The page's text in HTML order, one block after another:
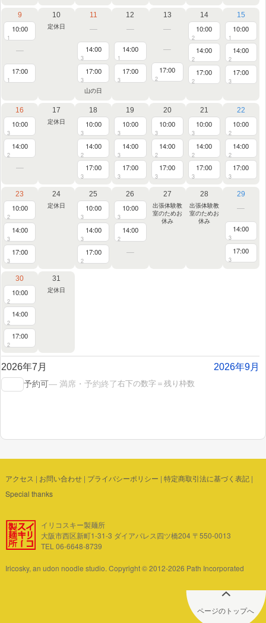
9
10:00
1
17:00
1
10
定休日
11
14:00
3
17:00
3
山の日
12
14:00
1
17:00
3
13
17:00
2
14
10:00
2
14:00
2
17:00
2
15
10:00
1
14:00
2
17:00
3
16
10:00
3
14:00
2
17
定休日
18
10:00
3
14:00
2
17:00
3
19
10:00
3
14:00
3
17:00
3
20
10:00
3
14:00
2
17:00
3
21
10:00
3
14:00
2
17:00
3
22
10:00
2
14:00
2
17:00
3
23
10:00
2
14:00
3
17:00
3
24
定休日
25
10:00
3
14:00
3
17:00
2
26
10:00
3
14:00
2
27
出張体験教
室のためお
休み
28
出張体験教
室のためお
休み
29
14:00
3
17:00
3
30
10:00
2
14:00
2
17:00
2
31
定休日
2026年7月 2026年9月
予約可— 満席・予約終了右下の数字＝残り枠数
アクセス | お問い合わせ| プライバシーポリシー | 特定商取引法に基づく表記|
Special thanks
イリコスキー製麺所
大阪市西区新町1-31-3 ダイアパレス四ツ橋204 〒550-0013
TEL 06-6648-8739
Iricosky, an udon noodle studio. Copyright © 2012-2026 Path Incorporated
ページのトップへ